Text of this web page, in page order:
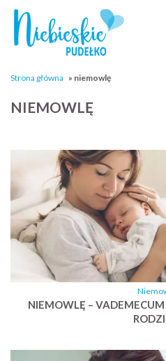
Strona główna » niemowlę
NIEMOWLĘ
NIEMOWLĘ –